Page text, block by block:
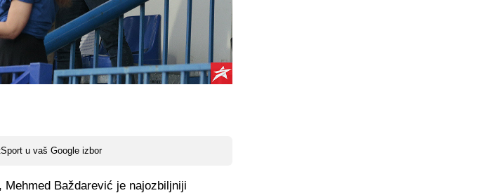
u vaš Google izbor
, Mehmed Baždarević je najozbiljniji